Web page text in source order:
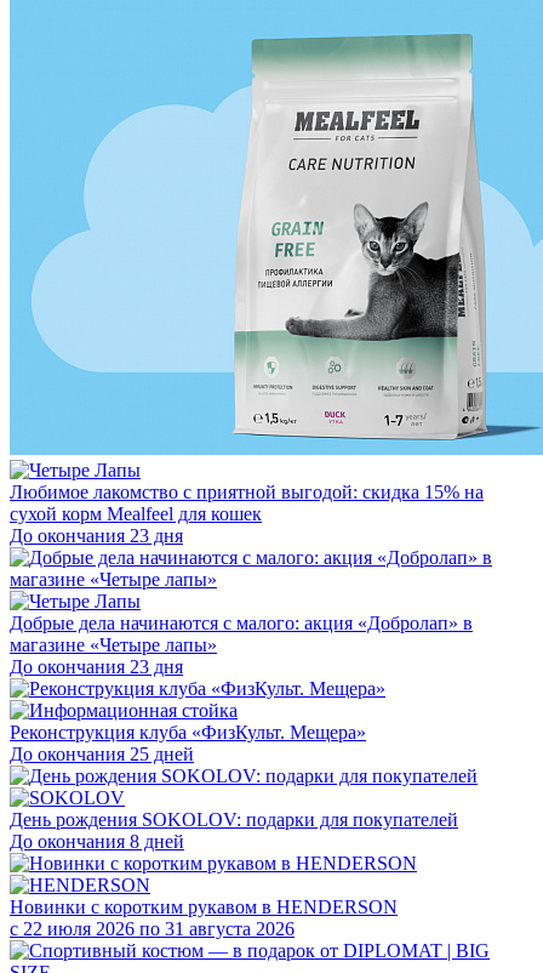
Любимое лакомство с приятной выгодой: скидка 15% на
сухой корм Mealfeel для кошек
До окончания 23 дня
Добрые дела начинаются с малого: акция «Добролап» в
магазине «Четыре лапы»
До окончания 23 дня
Реконструкция клуба «ФизКульт. Мещера»
До окончания 25 дней
День рождения SOKOLOV: подарки для покупателей
До окончания 8 дней
Новинки с коротким рукавом в HENDERSON
с 22 июля 2026 по 31 августа 2026